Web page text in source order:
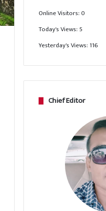
Online Visitors:0
Today's Views: 5
Yesterday's Views: 116
Chief Editor